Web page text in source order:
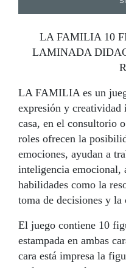
LA FAMILIA 10
LAMINADA
LA FAMILIA es un
expresión y creatividad
casa, en el consultorio
roles ofrecen la
emociones, ayudan a
inteligencia emocional,
habilidades como la
toma de decisiones y la
El juego contiene 10
estampada en ambas
cara está impresa la